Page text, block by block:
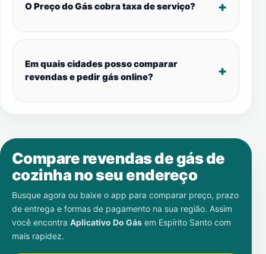
O Preço do Gás cobra taxa de serviço?
Em quais cidades posso comparar
revendas e pedir gás online?
Compare revendas de gás de
cozinha no seu endereço
Busque agora ou baixe o app para comparar preço, prazo
de entrega e formas de pagamento na sua região. Assim
você encontra Aplicativo Do Gás em Espírito Santo com
mais rapidez.